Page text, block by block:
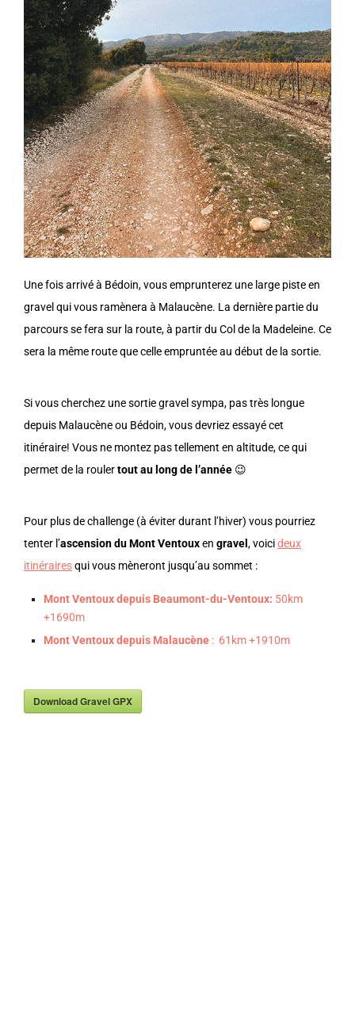
Une fois arrivé à Bédoin, vous emprunterez une large piste en
gravel qui vous ramènera à Malaucène. La dernière partie du
parcours se fera sur la route, à partir du Col de la Madeleine. Ce
sera la même route que celle empruntée au début de la sortie.
Si vous cherchez une sortie gravel sympa, pas très longue
depuis Malaucène ou Bédoin, vous devriez essayé cet
itinéraire! Vous ne montez pas tellement en altitude, ce qui
permet de la roulertout au long de l’année 😉
Pour plus de challenge (à éviter durant l’hiver) vous pourriez
tenter l’ascension du Mont Ventouxen gravel , voicideux
itinérairesqui vous mèneront jusqu’au sommet :
Mont Ventoux depuis Beaumont-du-Ventoux: 50km
+1690m
Mont Ventoux depuis Malaucène : 61km +1910m
Download Gravel GPX